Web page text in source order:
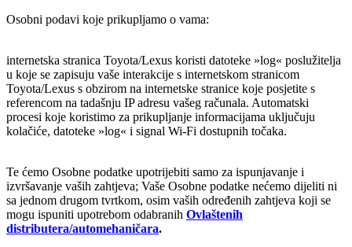
Osobni podavi koje prikupljamo o vama:
internetska stranica Toyota/Lexus koristi datoteke »log« poslužitelja
u koje se zapisuju vaše interakcije s internetskom stranicom
Toyota/Lexus s obzirom na internetske stranice koje posjetite s
referencom na tadašnju IP adresu vašeg računala. Automatski
procesi koje koristimo za prikupljanje informacijama uključuju
kolačiće, datoteke »log« i signal Wi-Fi dostupnih točaka.
Te ćemo Osobne podatke upotrijebiti samo za ispunjavanje i
izvršavanje vaših zahtjeva; Vaše Osobne podatke nećemo dijeliti ni
sa jednom drugom tvrtkom, osim vaših određenih zahtjeva koji se
mogu ispuniti upotrebom odabranih Ovlaštenih
distributera/automehaničara.